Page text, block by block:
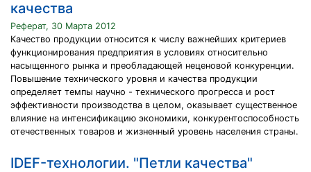
качества
Реферат, 30 Марта 2012
Качество продукции относится к числу важнейших критериев
функционирования предприятия в условиях относительно
насыщенного рынка и преобладающей неценовой конкуренции.
Повышение технического уровня и качества продукции
определяет темпы научно - технического прогресса и рост
эффективности производства в целом, оказывает существенное
влияние на интенсификацию экономики, конкурентоспособность
отечественных товаров и жизненный уровень населения страны.
IDEF-технологии. "Петли качества"